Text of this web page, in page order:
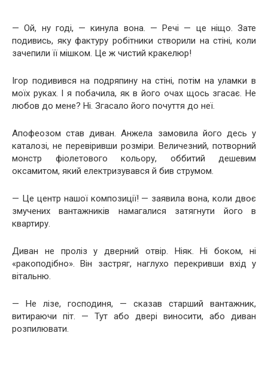
— Ой, ну годі, — кинула вона. — Речі — це ніщо. Зате
подивись, яку фактуру робітники створили на стіні, коли
зачепили її мішком. Це ж чистий кракелюр!
Ігор подивився на подряпину на стіні, потім на уламки в
моїх руках. І я побачила, як в його очах щось згасає. Не
любов до мене? Ні. Згасало його почуття до неї.
Апофеозом став диван. Анжела замовила його десь у
каталозі, не перевіривши розміри. Величезний, потворний
монстр фіолетового кольору, оббитий дешевим
оксамитом, який електризувався й бив струмом.
— Це центр нашої композиції! — заявила вона, коли двоє
змучених вантажників намагалися затягнути його в
квартиру.
Диван не проліз у дверний отвір. Ніяк. Ні боком, ні
«ракоподібно». Він застряг, наглухо перекривши вхід у
вітальню.
— Не лізе, господиня, — сказав старший вантажник,
витираючи піт. — Тут або двері виносити, або диван
розпилювати.